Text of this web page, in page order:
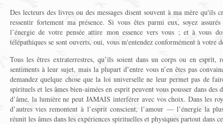
Des lecteurs des livres ou des messages disent souvent à ma mère qu'ils
ressentir fortement ma présence. Si vous êtes parmi eux, soyez
l’énergie de votre pensée attire mon essence vers vous ; et à vous
télépathiques se sont ouverts, oui, vous m'entendez conformément à votre
Tous les êtres extraterrestres, qu’ils soient dans un corps ou en esprit,
sentiments à leur sujet, mais la plupart d’entre vous n’en êtes pas
demandez quelque chose que la loi universelle ne leur permet pas de
spirituels et les âmes bien-aimées en esprit peuvent vous pousser dans des
d’âme, la lumière ne peut JAMAIS interférer avec vos choix. Dans les
d’autres vies remontent à l’esprit conscient, l’amour — l’énergie la
réunit les âmes dans les expériences spirituelles et physiques partout dans